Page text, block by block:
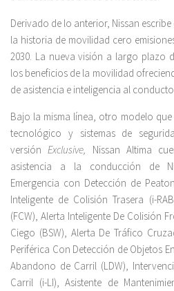
Derivado de lo anterior, Nissan
la historia de movilidad cero
2030. La nueva visión a largo plazo
los beneficios de la movilidad
de asistencia e inteligencia al
Bajo la misma línea, otro modelo
tecnológico y sistemas de
versiónExclusive, Nissan Altima
asistencia a la conducción de
Emergencia con Detección de
Inteligente de Colisión Trasera (i-
(FCW), Alerta Inteligente De Colisión
Ciego (BSW), Alerta De Tráfico
Periférica Con Detección de Objetos
Abandono de Carril (LDW),
Carril (i-LI), Asistente de